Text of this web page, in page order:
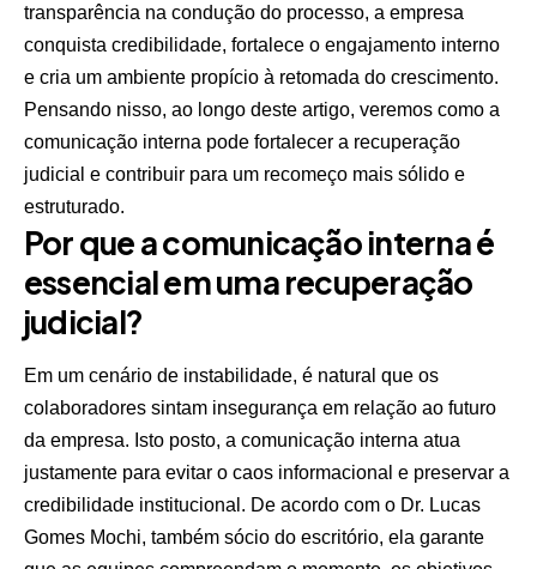
transparência na condução do processo, a empresa
conquista credibilidade, fortalece o engajamento interno
e cria um ambiente propício à retomada do crescimento.
Pensando nisso, ao longo deste artigo, veremos como a
comunicação interna pode fortalecer a recuperação
judicial e contribuir para um recomeço mais sólido e
estruturado.
Por que a comunicação interna é
essencial em uma recuperação
judicial?
Em um cenário de instabilidade, é natural que os
colaboradores sintam insegurança em relação ao futuro
da empresa. Isto posto, a comunicação interna atua
justamente para evitar o caos informacional e preservar a
credibilidade institucional. De acordo com o Dr. Lucas
Gomes Mochi, também sócio do escritório, ela garante